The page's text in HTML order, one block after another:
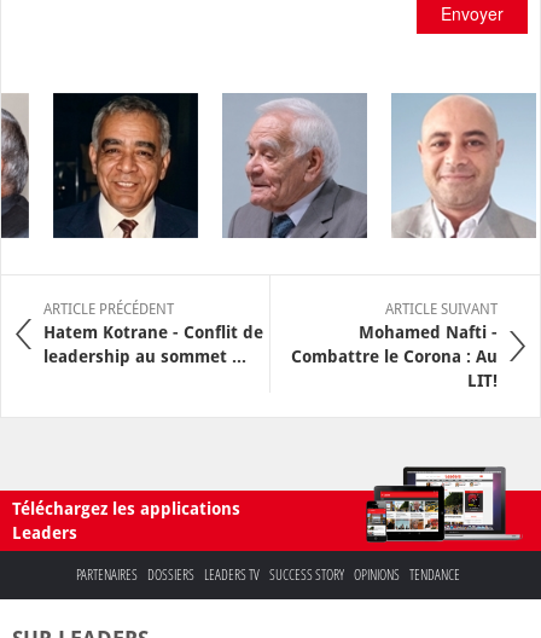
Envoyer
ARTICLE PRÉCÉDENT
Hatem Kotrane - Conflit de
leadership au sommet ...
ARTICLE SUIVANT
Mohamed Nafti -
Combattre le Corona : Au
LIT!
Téléchargez les applications
Leaders
PARTENAIRES DOSSIERS LEADERS TV SUCCESS STORY OPINIONS TENDANCE